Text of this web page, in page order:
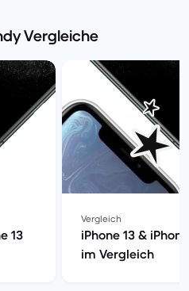
Vergleiche
13
Vergleich
iPhone 13 &
im Vergleich